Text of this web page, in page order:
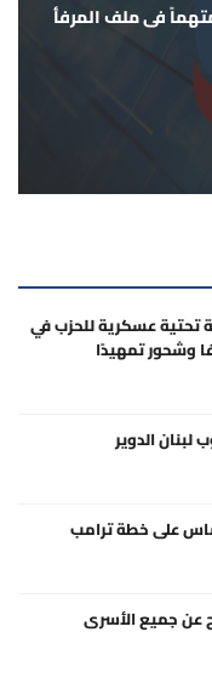
تحتية عسكرية للحزب في
وشحور تمهيدًا
الدوير
على خطة ترامب
عن جميع الأسرى